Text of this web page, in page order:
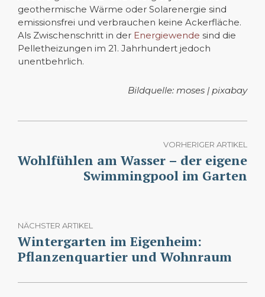
geothermische Wärme oder Solarenergie sind
emissionsfrei und verbrauchen keine Ackerfläche.
Als Zwischenschritt in der Energiewende sind die
Pelletheizungen im 21. Jahrhundert jedoch
unentbehrlich.
Bildquelle: moses | pixabay
VORHERIGER ARTIKEL
Wohlfühlen am Wasser – der eigene
Swimmingpool im Garten
NÄCHSTER ARTIKEL
Wintergarten im Eigenheim:
Pflanzenquartier und Wohnraum